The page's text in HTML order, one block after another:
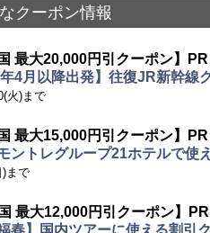
クーポン情報
最大20,000円引クーポン】
年4月以降出発】往復JR新幹線
火)まで
最大15,000円引クーポン】
ントレグループ21ホテルで使
)まで
最大12,000円引クーポン】
春】国内ツアーに使える割引